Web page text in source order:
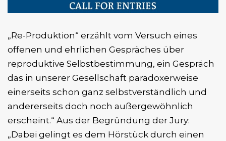
„Re-Produktion“ erzählt vom Versuch eines
offenen und ehrlichen Gespräches über
reproduktive Selbstbestimmung, ein Gespräch
das in unserer Gesellschaft paradoxerweise
einerseits schon ganz selbstverständlich und
andererseits doch noch außergewöhnlich
erscheint.“ Aus der Begründung der Jury:
„Dabei gelingt es dem Hörstück durch einen